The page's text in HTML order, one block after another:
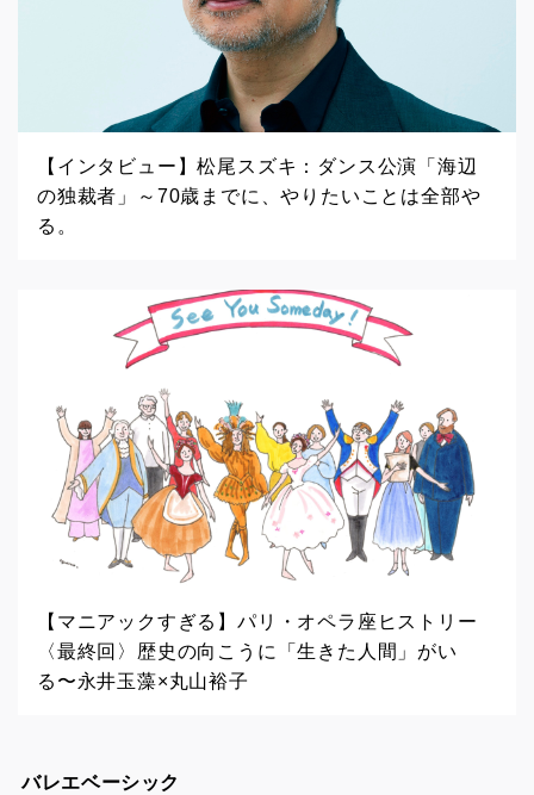
【インタビュー】松尾スズキ：ダンス公演「海辺
の独裁者」～70歳までに、やりたいことは全部や
る。
【マニアックすぎる】パリ・オペラ座ヒストリー
〈最終回〉歴史の向こうに「生きた人間」がい
る〜永井玉藻×丸山裕子
バレエベーシック